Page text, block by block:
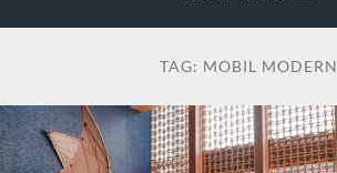
TAG: MOBIL MODERN